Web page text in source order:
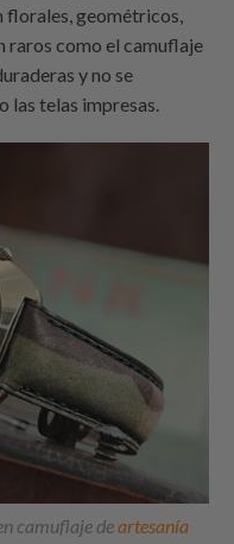
florales, geométricos,
raros como el camuflaje
y no se
las telas impresas.
camuflaje deartesanía